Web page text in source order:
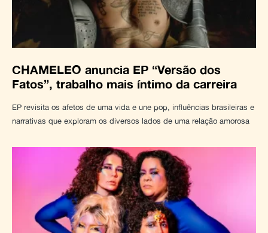
CHAMELEO anuncia EP “Versão dos
Fatos”, trabalho mais íntimo da carreira
EP revisita os afetos de uma vida e une pop, influências brasileiras e
narrativas que exploram os diversos lados de uma relação amorosa